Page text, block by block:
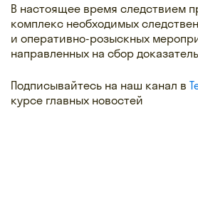
В настоящее время следствием
комплекс необходимых
и оперативно-розыскных
направленных на сбор
Подписывайтесь на наш канал в
курсе главных новостей